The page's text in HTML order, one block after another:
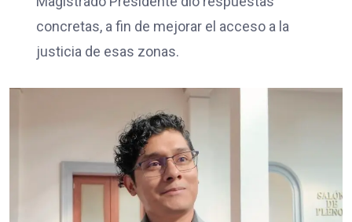
concretas, a fin de mejorar el acceso a la
justicia de esas zonas.